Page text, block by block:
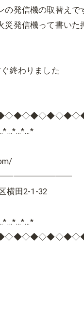
発信機の取替えで
災発信機って書い
終わりました
横田2-1-32